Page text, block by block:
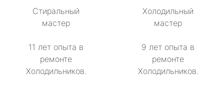
Стиральный
мастер
11 лет опыта в
ремонте
Холодильников.
Холодильный
мастер
9 лет опыта в
ремонте
Холодильников.